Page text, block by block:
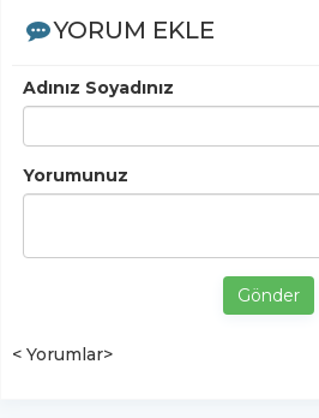
YORUM EKLE
Adınız Soyadınız
Yorumunuz
Gönder
< Yorumlar>